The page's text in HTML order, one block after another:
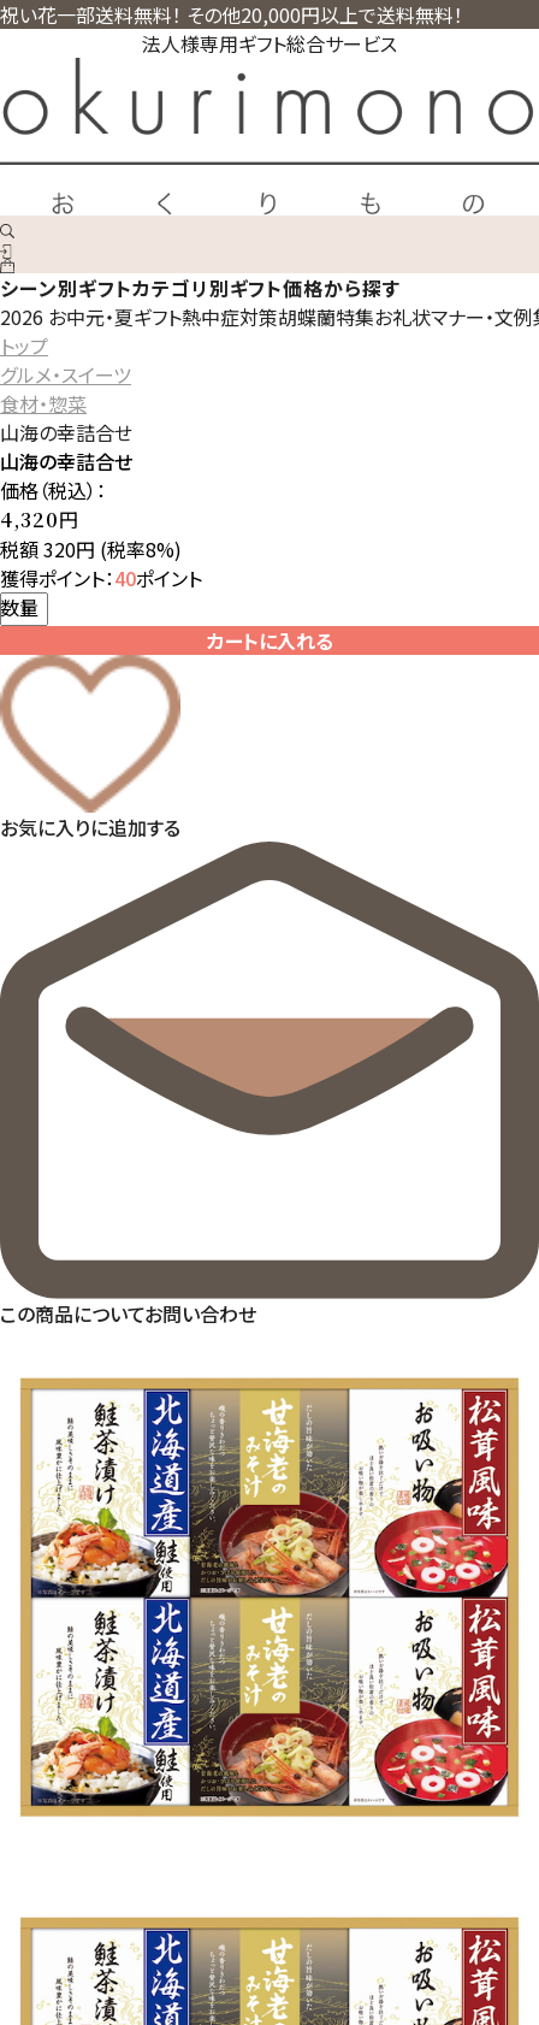
祝い花一部送料無料！ その他20,000円以上で送料無料！
法人様専用ギフト総合サービス
シーン別ギフトカテゴリ別ギフト価格から探す
2026 お中元・夏ギフト熱中症対策胡蝶蘭特集お礼状マナー・文
トップ
グルメ・スイーツ
食材・惣菜
山海の幸詰合せ
山海の幸詰合せ
価格（税込）：
4,320円
税額 320円 (税率8%)
獲得ポイント：40ポイント
数量
カートに入れる
お気に入りに追加する
この商品についてお問い合わせ